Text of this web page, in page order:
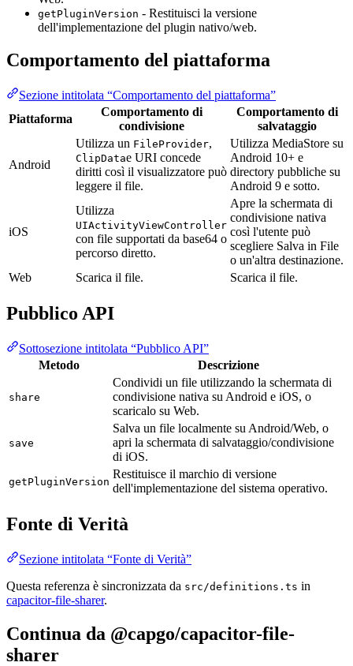
getPluginVersion - Restituisci la versione
dell'implementazione del plugin nativo/web.
Comportamento del piattaforma
Sezione intitolata “Comportamento del piattaforma”
Piattaforma
Comportamento di
condivisione
Comportamento di
salvataggio
Android
Utilizza un FileProvider,
ClipDatae URI concede
diritti così il visualizzatore può
leggere il file.
Utilizza MediaStore su
Android 10+ e
directory pubbliche su
Android 9 e sotto.
iOS
Utilizza
UIActivityViewController
con file supportati da base64 o
percorso diretto.
Apre la schermata di
condivisione nativa
così l'utente può
scegliere Salva in File
o un'altra destinazione.
Web
Scarica il file. Scarica il file.
Pubblico API
Sottosezione intitolata “Pubblico API”
Metodo
Descrizione
share
Condividi un file utilizzando la schermata di
condivisione nativa su Android e iOS, o
scaricalo su Web.
save
Salva un file localmente su Android/Web, o
apri la schermata di salvataggio/condivisione
di iOS.
getPluginVersion
Restituisce il marchio di versione
dell'implementazione del sistema operativo.
Fonte di Verità
Sezione intitolata “Fonte di Verità”
Questa referenza è sincronizzata da src/definitions.ts in
capacitor-file-sharer.
Continua da @capgo/capacitor-file-
sharer